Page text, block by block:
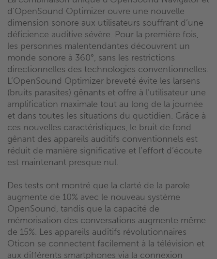
d’OpenSound Optimizer ouvre une nouvelle
dimension sonore aux utilisateurs souffrant d’une
déficience auditive sévère. Pour la première fois,
les personnes malentendantes découvrent un
monde sonore à 360°, sans les restrictions
directionnelles des technologies conventionnelles.
L’OpenSound Optimizer breveté évite les larsens
(bruits parasites) gênants et offre à l’utilisateur une
amplification maximale tout au long de la journée
et dans toutes les situations du quotidien. Grâce à
ces nouvelles caractéristiques, le bruit de fond
gênant des appareils auditifs conventionnels est
réduit de manière significative et l’effort d’écoute
est maintenant presque nul.
Des tests ont montré que la clarté de la parole
augmente de 10% avec le nouveau système
OpenSound, tandis que la capacité de
mémorisation des conversations augmente même
de 15%. Les appareils auditifs révolutionnaires
Oticon se connectent facilement à la télévision et
aux différents smartphones via la connexion